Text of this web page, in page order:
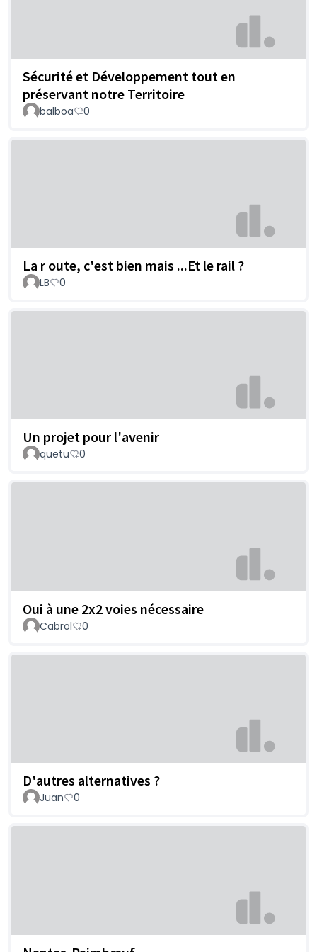
Sécurité et Développement tout en
préservant notre Territoire
balboa 0
La r oute, c'est bien mais ...Et le rail ?
LB 0
Un projet pour l'avenir
quetu 0
Oui à une 2x2 voies nécessaire
Cabrol 0
D'autres alternatives ?
Juan 0